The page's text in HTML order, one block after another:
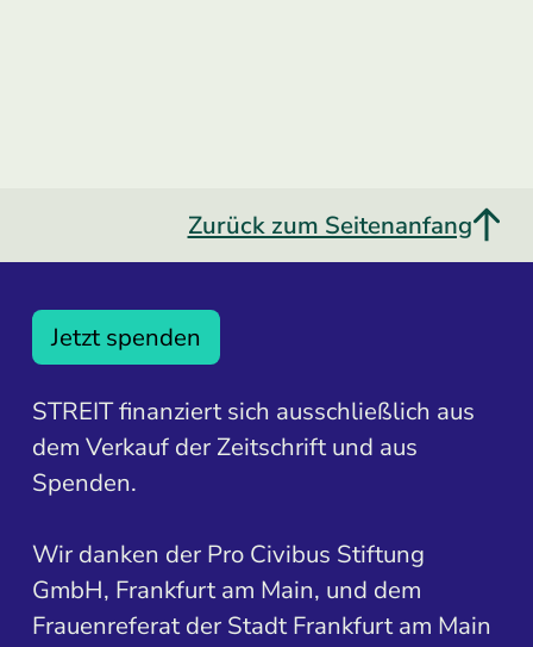
Zurück zum Seitenanfang
Jetzt spenden
STREIT finanziert sich ausschließlich aus
dem Verkauf der Zeitschrift und aus
Spenden.
Wir danken der Pro Civibus Stiftung
GmbH, Frankfurt am Main, und dem
Frauenreferat der Stadt Frankfurt am Main